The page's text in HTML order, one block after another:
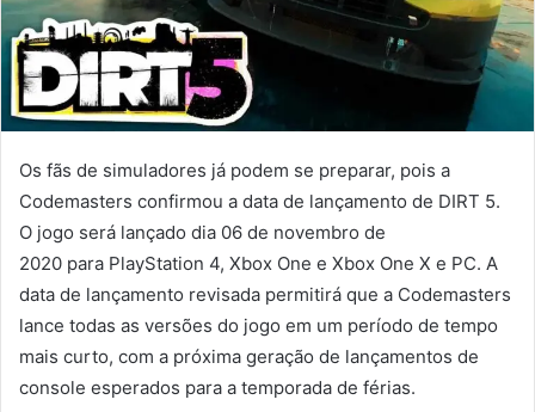
Os fãs de simuladores já podem se preparar, pois a
Codemasters confirmou a data de lançamento de DIRT 5.
O jogo será lançado dia 06 de novembro de
2020 para PlayStation 4, Xbox One e Xbox One X e PC. A
data de lançamento revisada permitirá que a Codemasters
lance todas as versões do jogo em um período de tempo
mais curto, com a próxima geração de lançamentos de
console esperados para a temporada de férias.